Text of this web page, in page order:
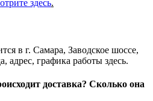
здесь.
в г. Самара, Заводское шоссе,
адрес, графика работы здесь.
доставка? Сколько она